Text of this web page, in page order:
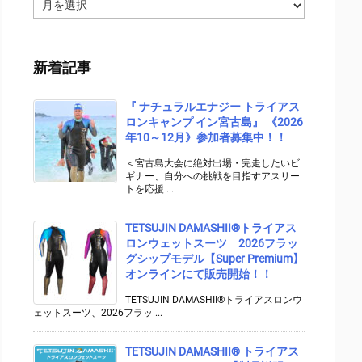
ー
ブ
新着記事
『 ナチュラルエナジー トライアス
ロンキャンプ イン宮古島』 《2026
年10～12月》参加者募集中！！
＜宮古島大会に絶対出場・完走したいビ
ギナー、自分への挑戦を目指すアスリー
トを応援 ...
TETSUJIN DAMASHII®︎トライアス
ロンウェットスーツ 2026フラッ
グシップモデル【Super Premium】
オンラインにて販売開始！！
TETSUJIN DAMASHII®トライアスロンウ
ェットスーツ、2026フラッ ...
TETSUJIN DAMASHII® トライアス